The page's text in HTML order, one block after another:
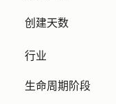
创建天数
行业
生命周期阶段